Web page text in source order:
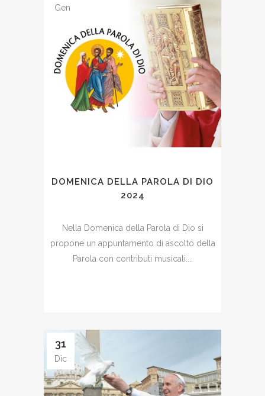
Gen
DOMENICA DELLA PAROLA DI DIO
2024
Nella Domenica della Parola di Dio si
propone un appuntamento di ascolto della
Parola con contributi musicali....
31
Dic